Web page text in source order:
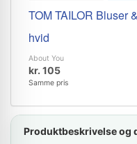
TOM TAILOR Bluser
hvid
About You
kr. 105
Samme pris
Produktbeskrivelse og